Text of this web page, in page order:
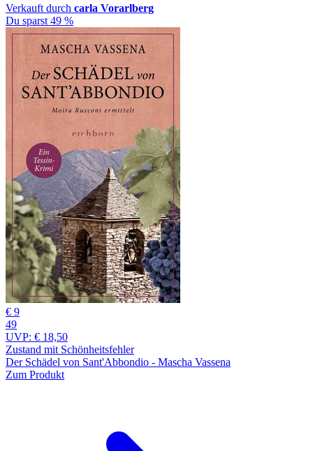
Verkauft durch carla Vorarlberg
Du sparst 49 %
€ 9
49
UVP: € 18,50
Zustand mit Schönheitsfehler
Der Schädel von Sant'Abbondio - Mascha Vassena
Zum Produkt